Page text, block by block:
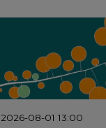
2026-08-01 13:00